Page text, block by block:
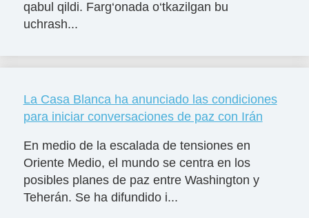
qabul qildi. Farg‘onada o‘tkazilgan bu
uchrash...
La Casa Blanca ha anunciado las condiciones
para iniciar conversaciones de paz con Irán
En medio de la escalada de tensiones en
Oriente Medio, el mundo se centra en los
posibles planes de paz entre Washington y
Teherán. Se ha difundido i...